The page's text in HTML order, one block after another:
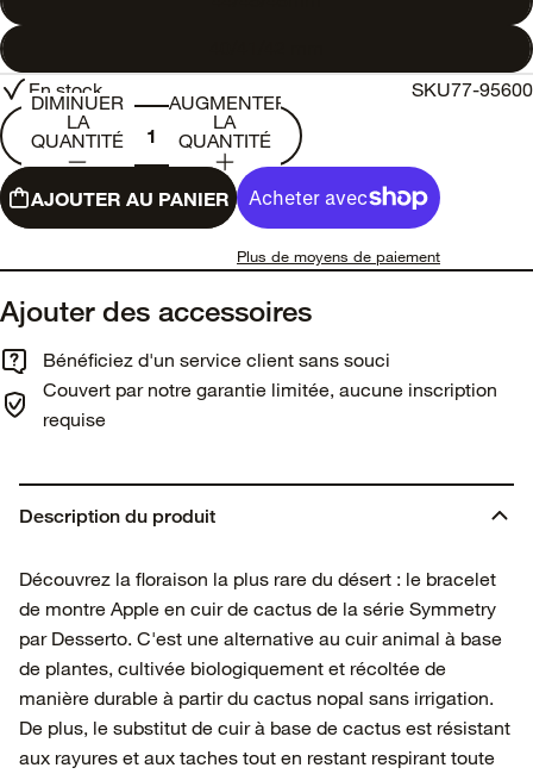
En stock
SKU77-95600
DIMINUER
LA
QUANTITÉ
AUGMENTER
LA
QUANTITÉ
AJOUTER AU PANIER
Plus de moyens de paiement
Ajouter des accessoires
Bénéficiez d'un service client sans souci
Couvert par notre garantie limitée, aucune inscription
requise
Description du produit
Découvrez la floraison la plus rare du désert : le bracelet
de montre Apple en cuir de cactus de la série Symmetry
par Desserto. C'est une alternative au cuir animal à base
de plantes, cultivée biologiquement et récoltée de
manière durable à partir du cactus nopal sans irrigation.
De plus, le substitut de cuir à base de cactus est résistant
aux rayures et aux taches tout en restant respirant toute